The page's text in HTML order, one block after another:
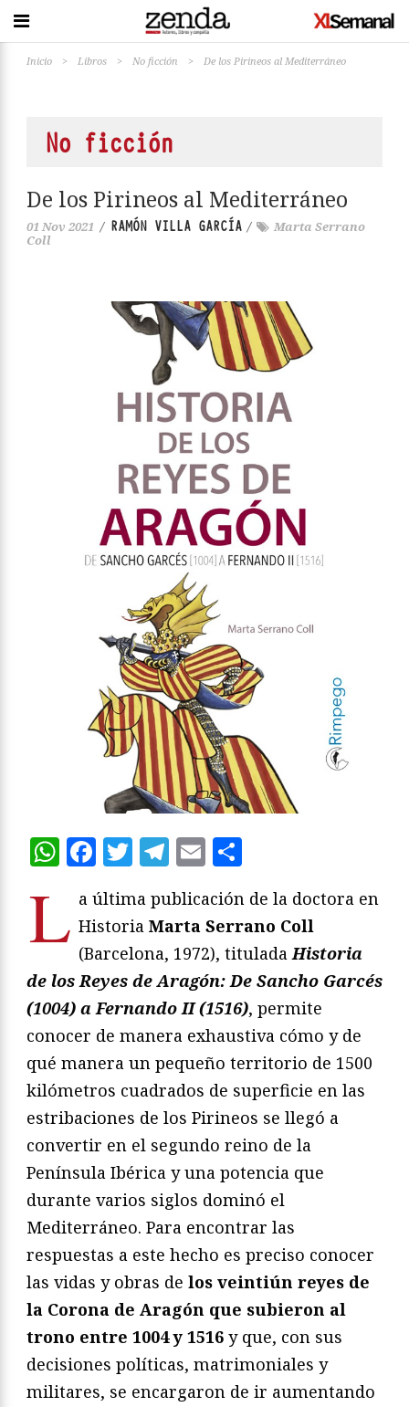
Inicio > Libros > No ficción > De los Pirineos al Mediterráneo
No ficción
De los Pirineos al Mediterráneo
01 Nov 2021 / RAMÓN VILLA GARCÍA /
Marta Serrano
Coll
WhatsApp
Facebook
Twitter
Telegram
Email
L a última publicación de la doctora en
Historia Marta Serrano Coll
(Barcelona, 1972), tituladaHistoria
de los Reyes de Aragón: De Sancho Garcés
(1004) a Fernando II (1516), permite
conocer de manera exhaustiva cómo y de
qué manera un pequeño territorio de 1500
kilómetros cuadrados de superficie en las
estribaciones de los Pirineos se llegó a
convertir en el segundo reino de la
Península Ibérica y una potencia que
durante varios siglos dominó el
Mediterráneo. Para encontrar las
respuestas a este hecho es preciso conocer
las vidas y obras de los veintiún reyes de
la Corona de Aragón que subieron al
trono entre 1004 y 1516 y que, con sus
decisiones políticas, matrimoniales y
militares, se encargaron de ir aumentando